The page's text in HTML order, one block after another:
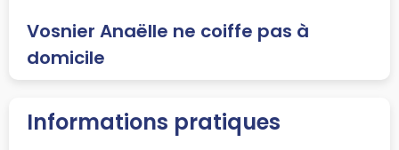
Vosnier Anaëlle ne coiffe pas à
domicile
Informations pratiques